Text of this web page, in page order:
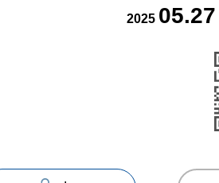
2025 05.27